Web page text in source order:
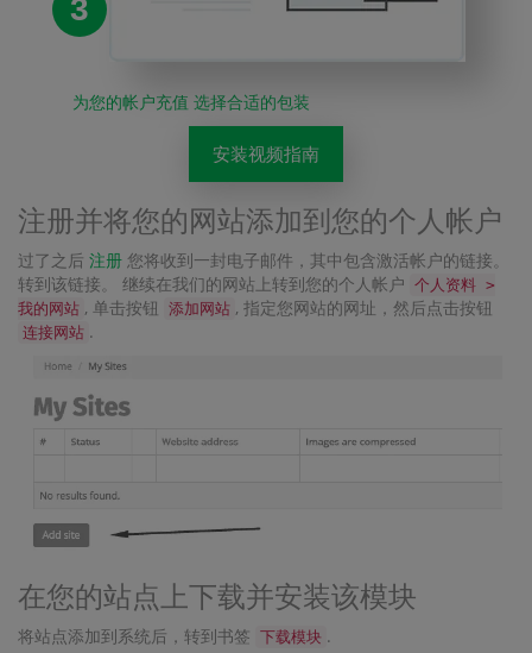
3
为您的帐户充值 选择合适的包装
安装视频指南
注册并将您的网站添加到您的个人帐户
过了之后 注册 您将收到一封电子邮件，其中包含激活帐户的链接。
转到该链接。 继续在我们的网站上转到您的个人帐户 个人资料 >
我的网站 , 单击按钮 添加网站 , 指定您网站的网址，然后点击按钮
连接网站 .
在您的站点上下载并安装该模块
将站点添加到系统后，转到书签 下载模块 .